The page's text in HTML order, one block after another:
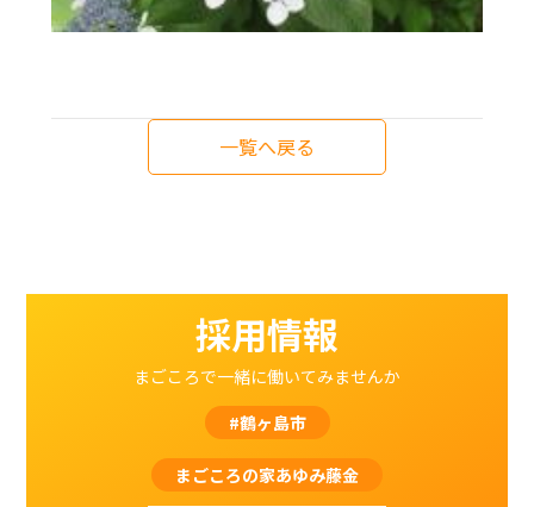
一覧へ戻る
採用情報
まごころで一緒に働いてみませんか
#鶴ヶ島市
まごころの家あゆみ藤金